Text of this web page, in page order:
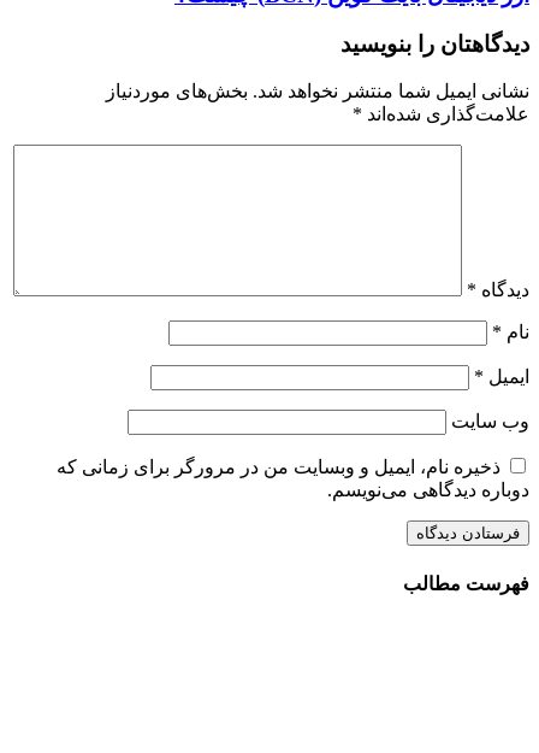
دیدگاهتان را بنویسید
نشانی ایمیل شما منتشر نخواهد شد. بخش‌های موردنیاز
علامت‌گذاری شده‌اند *
دیدگاه *
نام *
ایمیل *
وب‌ سایت
ذخیره نام، ایمیل و وبسایت من در مرورگر برای زمانی که
دوباره دیدگاهی می‌نویسم.
فهرست مطالب